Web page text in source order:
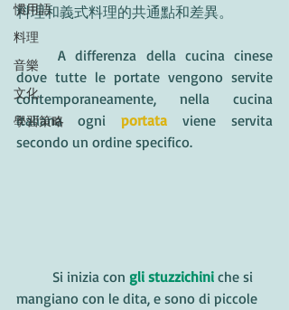
慣用語
料理
音樂
文化
學習策略
料理和義式料理的共通點和差異。
	A differenza della cucina cinese
dove tutte le portate vengono servite
contemporaneamente, nella cucina
italiana ogni portata viene servita
secondo un ordine specifico.
	Si inizia con
gli stuzzichini che si
mangiano con le dita, e sono di piccole